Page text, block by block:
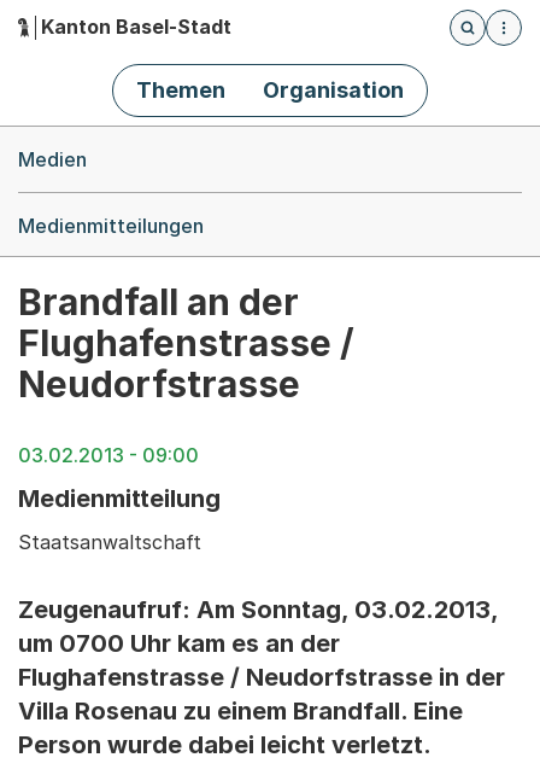
Hauptnavigation
Kanton Basel-Stadt
Öffnet
Themen Organisation
Medien
Medienmitteilungen
Brandfall an der
Flughafenstrasse /
Neudorfstrasse
03.02.2013 - 09:00
Medienmitteilung
Staatsanwaltschaft
Zeugenaufruf: Am Sonntag, 03.02.2013,
um 0700 Uhr kam es an der
Flughafenstrasse / Neudorfstrasse in der
Villa Rosenau zu einem Brandfall. Eine
Person wurde dabei leicht verletzt.